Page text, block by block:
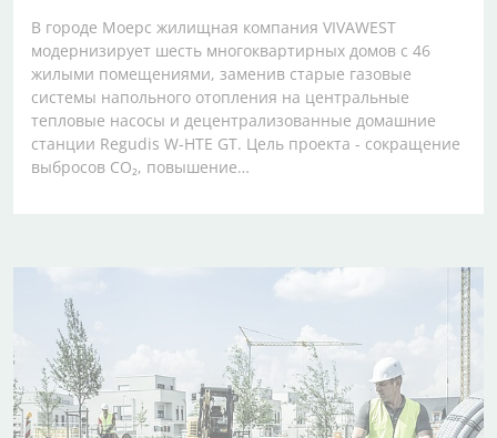
В городе Моерс жилищная компания VIVAWEST
модернизирует шесть многоквартирных домов с 46
жилыми помещениями, заменив старые газовые
системы напольного отопления на центральные
тепловые насосы и децентрализованные домашние
станции Regudis W-HTE GT. Цель проекта - сокращение
выбросов CO₂, повышение…